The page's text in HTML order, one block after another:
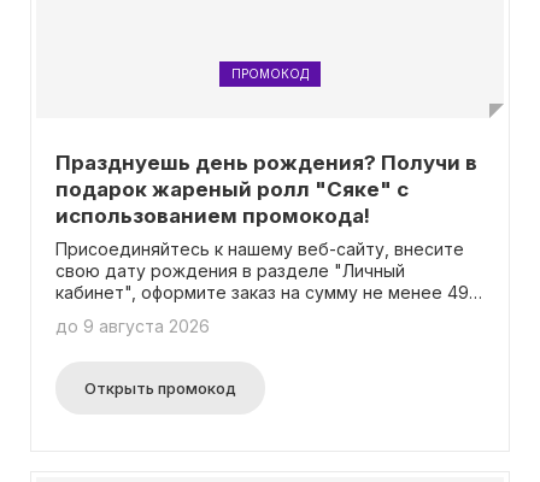
ПРОМОКОД
Празднуешь день рождения? Получи в
подарок жареный ролл "Сяке" с
использованием промокода!
Присоединяйтесь к нашему веб-сайту, внесите
свою дату рождения в разделе "Личный
кабинет", оформите заказ на сумму не менее 499
жареный ролл "Сяке" в качестве подарка! Это
Рождения, за 3 дня до и 3 дня после данной
даты. Промокод может быть активирован только
до 9 августа 2026
Открыть промокод